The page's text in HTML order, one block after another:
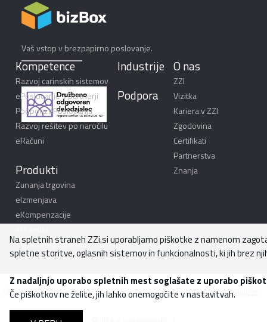
Na spletnih straneh ZZi.si uporabljamo piškotke z namenom
spletne storitve, oglasnih sistemov in funkcionalnosti, ki jih brez
Z nadaljnjo uporabo spletnih mest soglašate z uporabo
Če piškotkov ne želite, jih lahko onemogočite v nastavitvah.
Vaš vstop v brezpapirno poslovanje.
Kompetence
Razvoj carinskih sistemov
ePoslovanje s partnerji
Podpora ePoslovanju
Razvoj rešitev po naročilu
eRačuni
Produkti
Zunanja trgovina
eIzmenjava
eKompenzacije
Logistična platforma
Industrije
Podpora
O nas
ZZI
Vizitka
Kariera v ZZI
Zgodovina
Certifikati
Partnerstva
Znanja
Copyright, ZZI d.o.o., 2026 Piškotki in nastavitve